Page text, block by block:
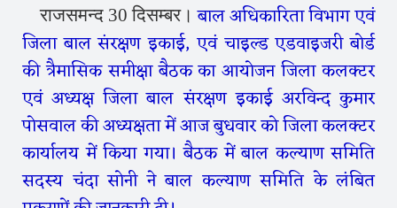
राजसमन्द 30 दिसम्बर।बाल अधिकारिता विभाग एवं
जिला बाल संरक्षण इकाई, एवं चाइल्ड एडवाइजरी बोर्ड
की त्रैमासिक समीक्षा बैठक का आयोजन जिला कलक्टर
एवं अध्यक्ष जिला बाल संरक्षण इकाई अरविन्द कुमार
पोसवाल की अध्यक्षता में आज बुधवार को जिला कलक्टर
कार्यालय में किया गया। बैठक में बाल कल्याण समिति
सदस्य चंदा सोनी ने बाल कल्याण समिति के लंबित